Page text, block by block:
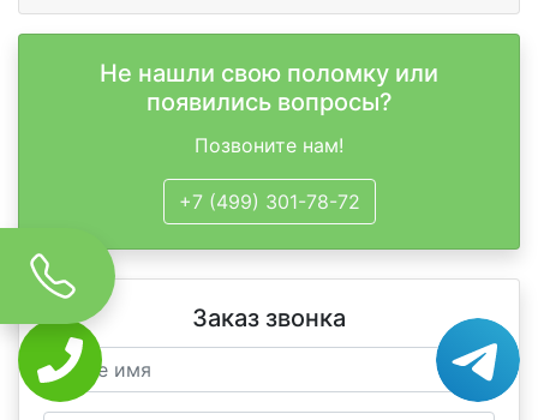
Не нашли свою поломку или
появились вопросы?
Позвоните нам!
+7 (499) 301-78-72
Заказ звонка